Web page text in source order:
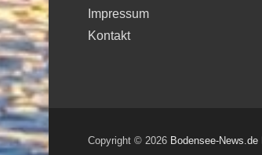
Impressum
Kontakt
Copyright © 2026 Bodensee-News.de